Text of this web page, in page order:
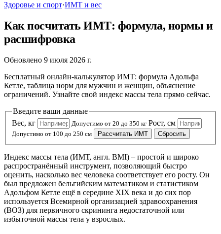
Здоровье и спорт·ИМТ и вес
Как посчитать ИМТ: формула, нормы и
расшифровка
Обновлено 9 июля 2026 г.
Бесплатный онлайн-калькулятор ИМТ: формула Адольфа
Кетле, таблица норм для мужчин и женщин, объяснение
ограничений. Узнайте свой индекс массы тела прямо сейчас.
Введите ваши данные
Вес, кг
Допустимо от 20 до 350 кг Рост, см
Допустимо от 100 до 250 см Рассчитать ИМТ Сбросить
Индекс массы тела (ИМТ, англ. BMI) – простой и широко
распространённый инструмент, позволяющий быстро
оценить, насколько вес человека соответствует его росту. Он
был предложен бельгийским математиком и статистиком
Адольфом Кетле ещё в середине XIX века и до сих пор
используется Всемирной организацией здравоохранения
(ВОЗ) для первичного скрининга недостаточной или
избыточной массы тела у взрослых.